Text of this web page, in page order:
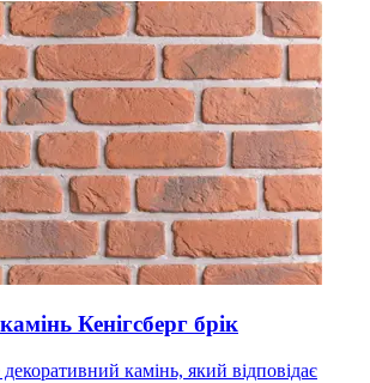
Кенігсберг брік
камінь, який відповідає